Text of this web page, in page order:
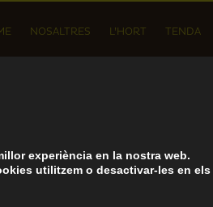
NOSALTRES L’HORT TENDA
experiència en la nostra web.
utilitzem o desactivar-les en els